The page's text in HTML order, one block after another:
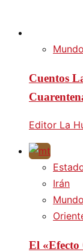
Mundo
Cuentos
Editor La
Irán
Mundo
El «Efecto